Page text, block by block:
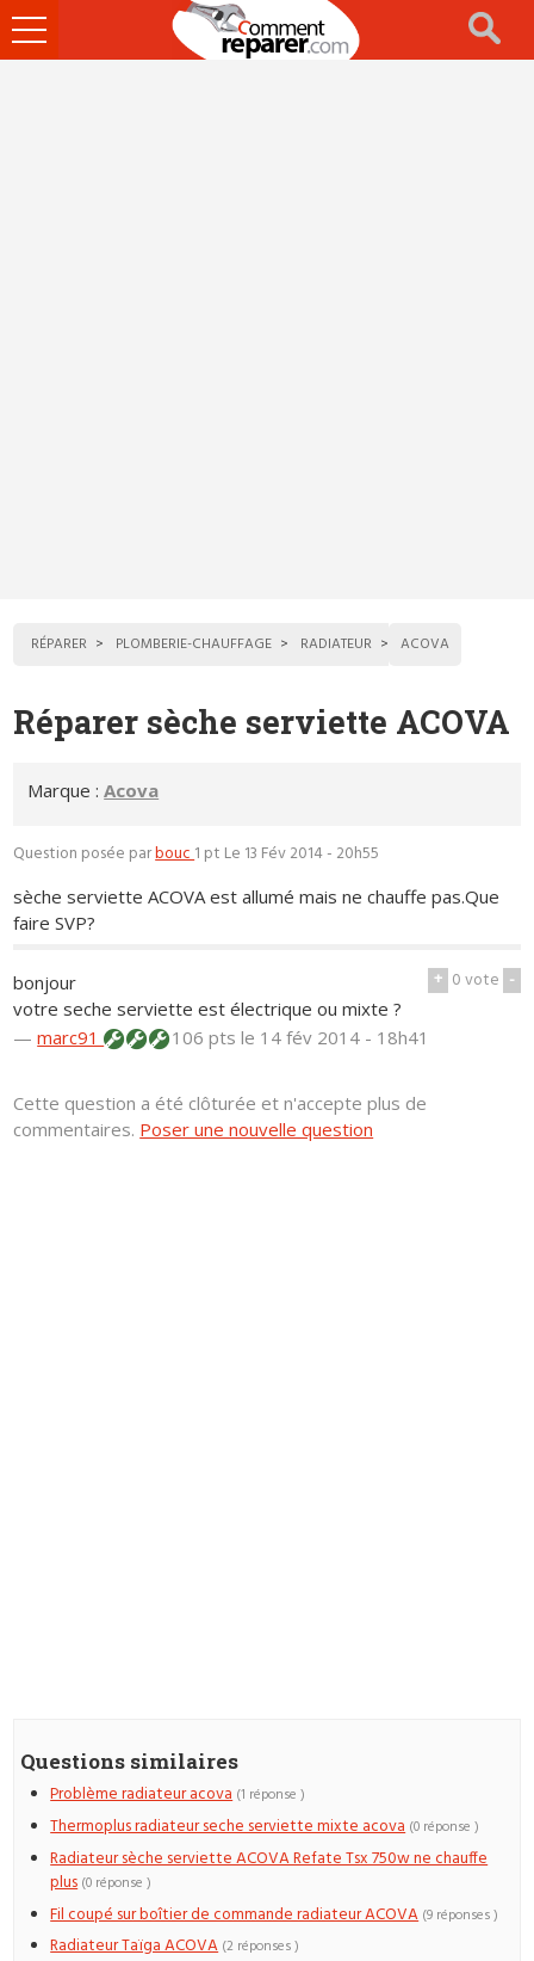
Ouvrir
le
RÉPARER PLOMBERIE-CHAUFFAGE RADIATEUR ACOVA
Réparer sèche serviette ACOVA
Marque :Acova
Question posée parbouc1 pt Le 13 Fév 2014 - 20h55
sèche serviette ACOVA est allumé mais ne chauffe pas.Que
faire SVP?
+ 0vote -
bonjour
votre seche serviette est électrique ou mixte ?
—marc91 106 ptsle 14 fév 2014 - 18h41
Cette question a été clôturée et n'accepte plus de
commentaires. Poser une nouvelle question
Questions similaires
Problème radiateur acova (1 réponse )
Thermoplus radiateur seche serviette mixte acova (0 réponse )
Radiateur sèche serviette ACOVA Refate Tsx 750w ne chauffe
plus (0 réponse )
Fil coupé sur boîtier de commande radiateur ACOVA (9 réponses )
Radiateur Taïga ACOVA (2 réponses )